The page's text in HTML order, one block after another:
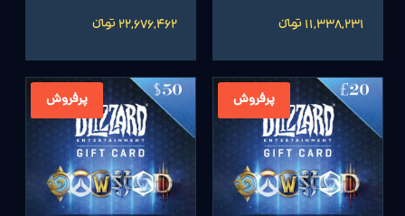
11,338,231 تومانءءء 22,676,462 تومانءءء
پرفروش پرفروش